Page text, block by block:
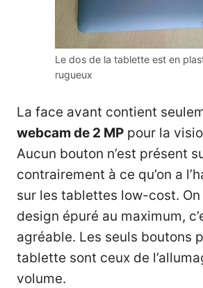
Le dos de la tablette est en
rugueux
La face avant contient
webcam de 2 MP pour la
Aucun bouton n’est présent
contrairement à ce qu’on a
sur les tablettes low-cost.
design épuré au maximum,
agréable. Les seuls boutons
tablette sont ceux de
volume.